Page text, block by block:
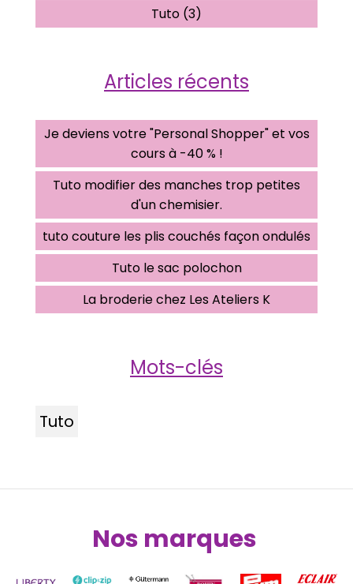
Tuto (3)
Articles récents
Je deviens votre "Personal Shopper" et vos
cours à -40 % !
Tuto modifier des manches trop petites
d'un chemisier.
tuto couture les plis couchés façon ondulés
Tuto le sac polochon
La broderie chez Les Ateliers K
Mots-clés
Tuto
Nos marques